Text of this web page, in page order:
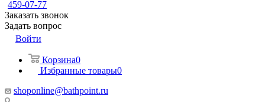
459-07-77
Заказать звонок
Задать вопрос
Войти
Корзина0
Избранные товары0
shoponline@bathpoint.ru